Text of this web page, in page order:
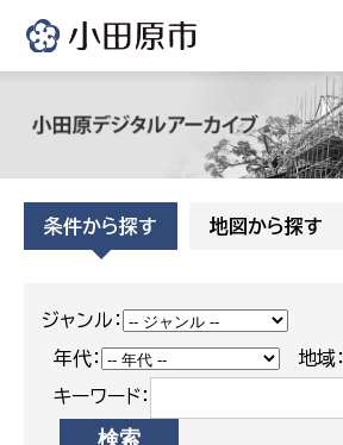
条件から探す 地図から探す
ジャンル：
年代：
地域：
キーワード：